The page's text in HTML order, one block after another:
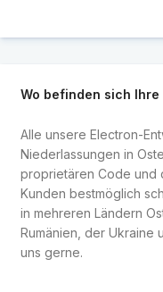
Wo befinden sich
Alle unsere Electron-
Niederlassungen in
proprietären Code und
Kunden bestmöglich
in mehreren Ländern
Rumänien, der Ukraine
uns gerne.